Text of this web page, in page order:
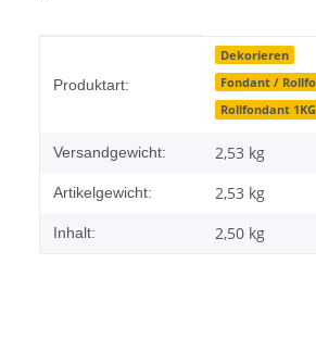
Produktart:
Dekorieren
Fondant /
Rollfondant
Versandgewicht: 2,53 kg
Artikelgewicht: 2,53 kg
Inhalt: 2,50 kg